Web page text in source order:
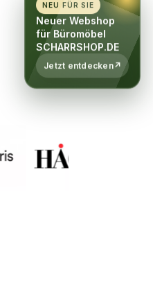
NEU FÜR SIE
Neuer Webshop
für Büromöbel
SCHARRSHOP.DE
Jetzt entdecken↗